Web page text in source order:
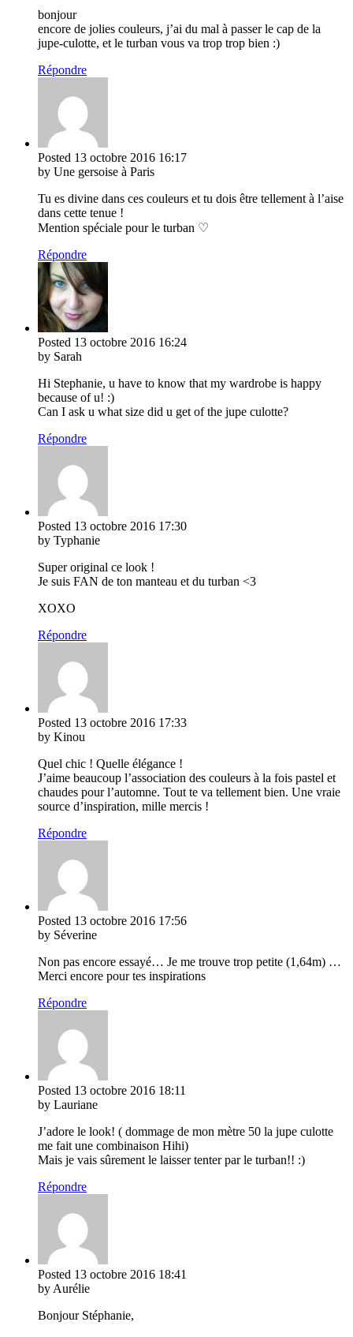
bonjour
encore de jolies couleurs, j’ai du mal à passer le cap de la
jupe-culotte, et le turban vous va trop trop bien :)
Répondre
Posted 13 octobre 2016 16:17
by Une gersoise à Paris
Tu es divine dans ces couleurs et tu dois être tellement à l’aise
dans cette tenue !
Mention spéciale pour le turban ♡
Répondre
Posted 13 octobre 2016 16:24
by Sarah
Hi Stephanie, u have to know that my wardrobe is happy
because of u! :)
Can I ask u what size did u get of the jupe culotte?
Répondre
Posted 13 octobre 2016 17:30
by Typhanie
Super original ce look !
Je suis FAN de ton manteau et du turban <3
XOXO
Répondre
Posted 13 octobre 2016 17:33
by Kinou
Quel chic ! Quelle élégance !
J’aime beaucoup l’association des couleurs à la fois pastel et
chaudes pour l’automne. Tout te va tellement bien. Une vraie
source d’inspiration, mille mercis !
Répondre
Posted 13 octobre 2016 17:56
by Séverine
Non pas encore essayé… Je me trouve trop petite (1,64m) …
Merci encore pour tes inspirations
Répondre
Posted 13 octobre 2016 18:11
by Lauriane
J’adore le look! ( dommage de mon mètre 50 la jupe culotte
me fait une combinaison Hihi)
Mais je vais sûrement le laisser tenter par le turban!! :)
Répondre
Posted 13 octobre 2016 18:41
by Aurélie
Bonjour Stéphanie,